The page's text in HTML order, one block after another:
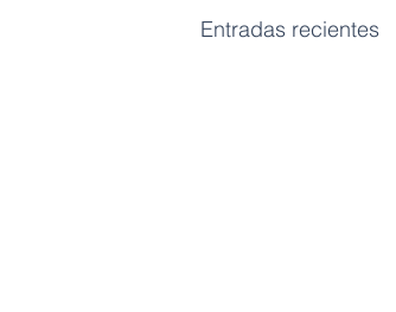
Entradas recientes